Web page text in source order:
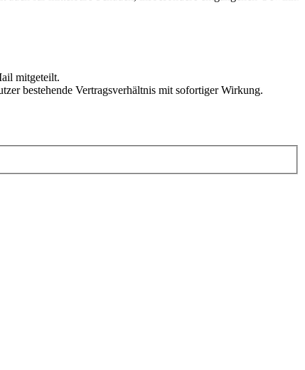
mitgeteilt.
bestehende Vertragsverhältnis mit sofortiger Wirkung.